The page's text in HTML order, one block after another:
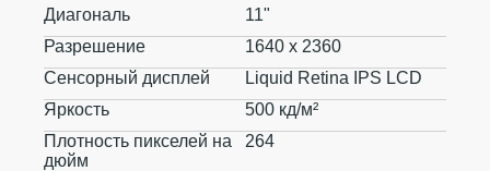
Диагональ
11"
Разрешение
1640 x 2360
Сенсорный дисплей
Liquid Retina IPS LCD
Яркость
500 кд/м²
Плотность пикселей на
дюйм
264